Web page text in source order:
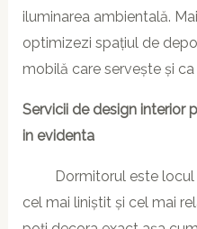
iluminarea ambientală.
optimizezi spațiul de
mobilă care servește și
Servicii de design interior
in evidenta
Dormitorul este locul
cel mai liniștit și cel mai